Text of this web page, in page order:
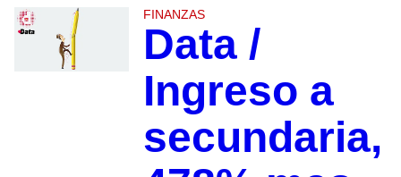
FINANZAS
Data /
Ingreso a
secundaria,